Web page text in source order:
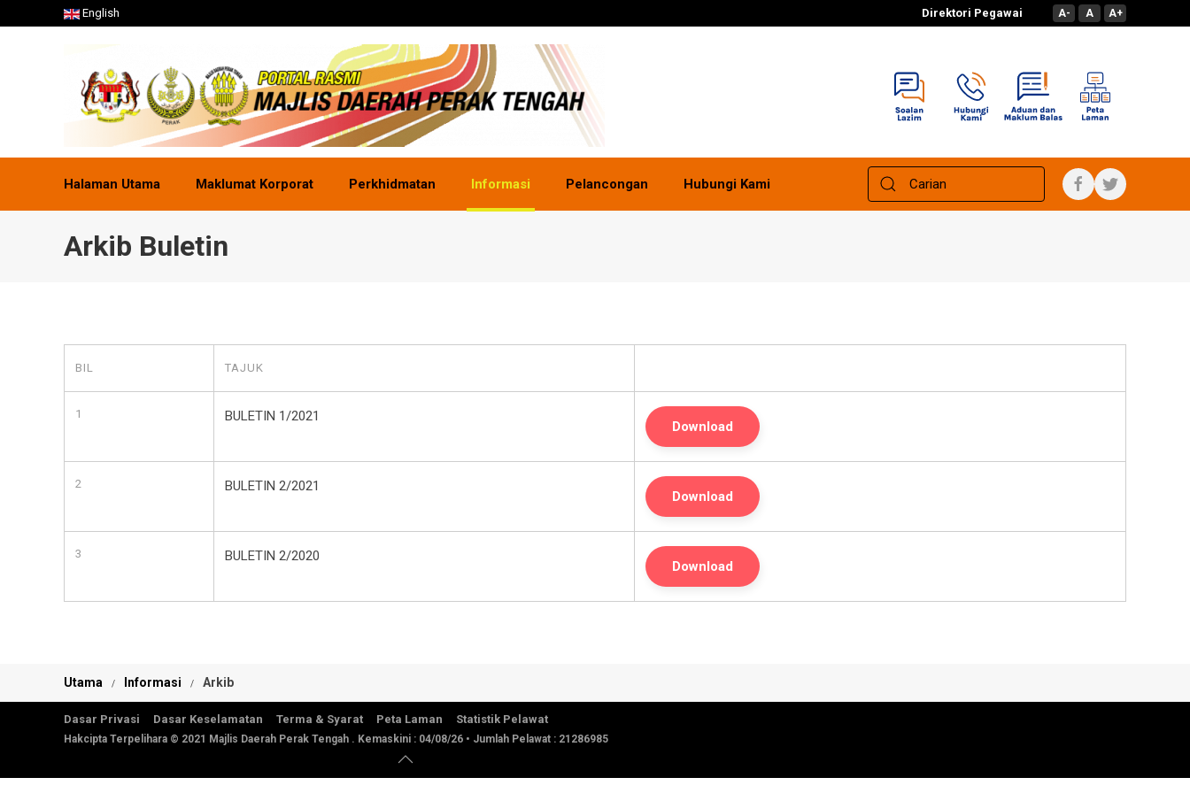
English Direktori Pegawai A- A A+
Halaman Utama Maklumat Korporat Perkhidmatan Informasi Pelancongan Hubungi Kami
Arkib Buletin
BIL TAJUK
1 BULETIN 1/2021
Download
2 BULETIN 2/2021
Download
3 BULETIN 2/2020
Download
Utama Informasi Arkib
Dasar Privasi Dasar Keselamatan Terma & Syarat Peta Laman Statistik Pelawat
Hakcipta Terpelihara © 2021 Majlis Daerah Perak Tengah . Kemaskini : 04/08/26 • Jumlah Pelawat : 21286985